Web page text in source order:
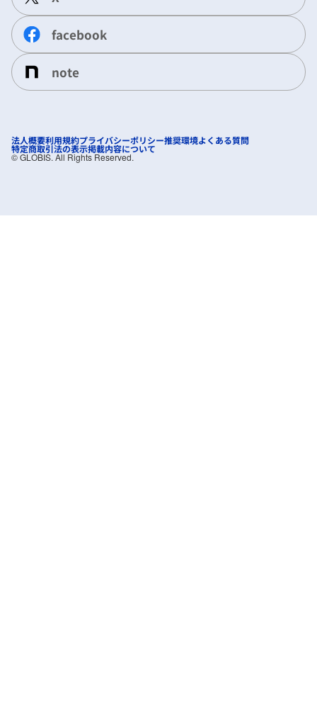
facebook
note
法人概要利用規約プライバシーポリシー推奨環境よくある質問
特定商取引法の表示掲載内容について
©︎ GLOBIS. All Rights Reserved.